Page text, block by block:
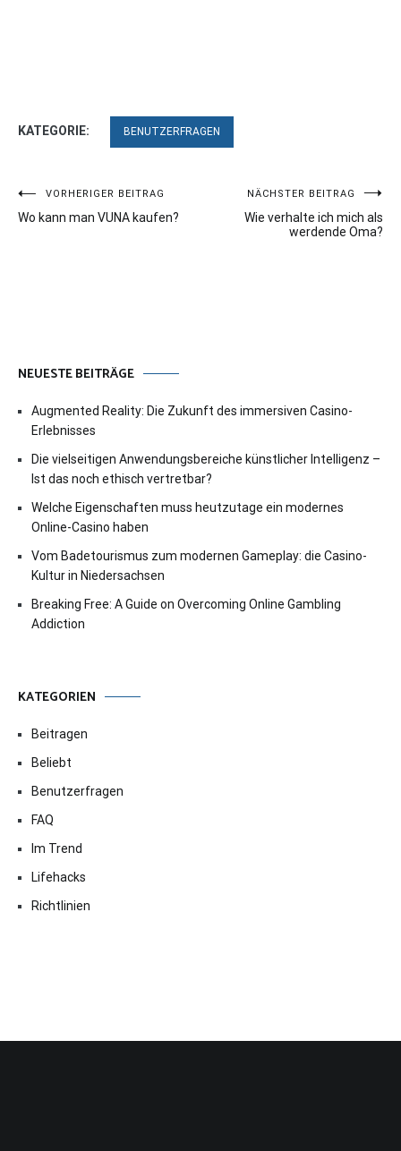
KATEGORIE: BENUTZERFRAGEN
Beitragsnavigation
VORHERIGER BEITRAG
Wo kann man VUNA kaufen?
NÄCHSTER BEITRAG
Wie verhalte ich mich als
werdende Oma?
NEUESTE BEITRÄGE
Augmented Reality: Die Zukunft des immersiven Casino-
Erlebnisses
Die vielseitigen Anwendungsbereiche künstlicher Intelligenz –
Ist das noch ethisch vertretbar?
Welche Eigenschaften muss heutzutage ein modernes
Online-Casino haben
Vom Badetourismus zum modernen Gameplay: die Casino-
Kultur in Niedersachsen
Breaking Free: A Guide on Overcoming Online Gambling
Addiction
KATEGORIEN
Beitragen
Beliebt
Benutzerfragen
FAQ
Im Trend
Lifehacks
Richtlinien